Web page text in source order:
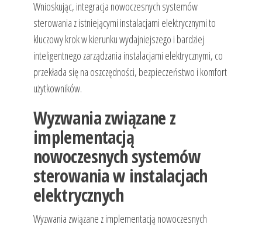
Wnioskując, integracja nowoczesnych systemów
sterowania z istniejącymi instalacjami elektrycznymi to
kluczowy krok w kierunku wydajniejszego i bardziej
inteligentnego zarządzania instalacjami elektrycznymi, co
przekłada się na oszczędności, bezpieczeństwo i komfort
użytkowników.
Wyzwania związane z
implementacją
nowoczesnych systemów
sterowania w instalacjach
elektrycznych
Wyzwania związane z implementacją nowoczesnych